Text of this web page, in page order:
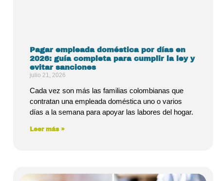
Pagar empleada doméstica por días en
2026: guía completa para cumplir la ley y
evitar sanciones
julio 21, 2026
Cada vez son más las familias colombianas que
contratan una empleada doméstica uno o varios
días a la semana para apoyar las labores del hogar.
Leer más »